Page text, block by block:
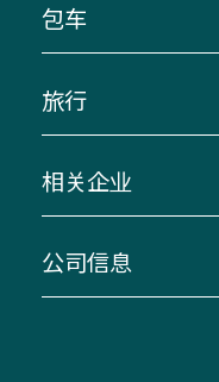
、巴士使用方法
、三重交通到达
时刻表修订信息
、绕行和停运信息
临时巴士、
伊势二见鸟羽环线
“三重蓝线”（直
南纪、VISON～
～京都伊贺～名古
～VISON ～名古
长岛温泉、金城
中）四日市～中
速巴士紧急情况
包车
包车服务
| 联系我们
旅行
服务 团体旅游
乡村观光巴士
相关企业
私家车运营管理、
公司信息